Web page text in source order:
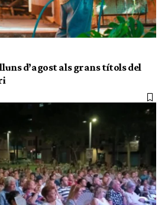
d’agost als grans títols del